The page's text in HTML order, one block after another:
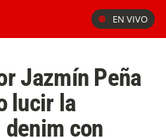
EN VIVO
Jazmín Peña
lucir la
con